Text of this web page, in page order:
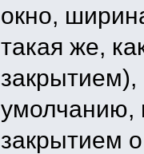
окно,
такая же,
закрытием),
умолчанию,
закрытием